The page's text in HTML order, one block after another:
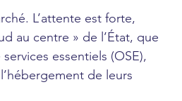
L’attente est forte,
au centre » de l’État, que
essentiels (OSE),
de leurs